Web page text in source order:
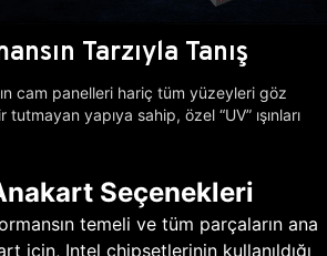
Tarzıyla Tanış
cam panelleri hariç tüm yüzeyleri göz
tutmayan yapıya sahip, özel “UV” ışınları
Seçenekleri
temeli ve tüm parçaların ana
için, Intel chipsetlerinin kullanıldığı